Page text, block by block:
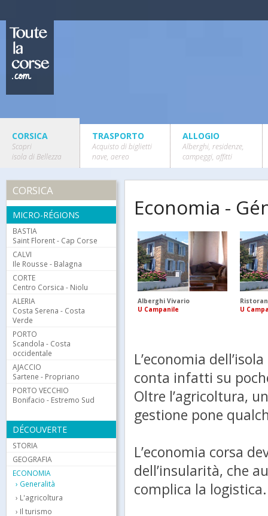
CORSICA
Scopri
isola di Bellezza
TRASPORTO
Acquisto di biglietti
nave, aereo
ALLOGIO
Alberghi, residenze,
campeggi, affitti
CORSICA
MICRO-RÉGIONS
BASTIA
Saint Florent - Cap Corse
CALVI
Ile Rousse - Balagna
CORTE
Centro Corsica - Niolu
ALERIA
Costa Serena - Costa
Verde
PORTO
Scandola - Costa
occidentale
AJACCIO
Sartene - Propriano
PORTO VECCHIO
Bonifacio - Estremo Sud
DÉCOUVERTE
STORIA
GEOGRAFIA
ECONOMIA
Generalità
L'agricoltura
Il turismo
Economia -
Alberghi Vivario
U Campanile
U
L’economia
conta infatti su
Oltre l’agricoltura,
gestione pone
L’economia corsa
dell’insularità, che
complica la logistica.